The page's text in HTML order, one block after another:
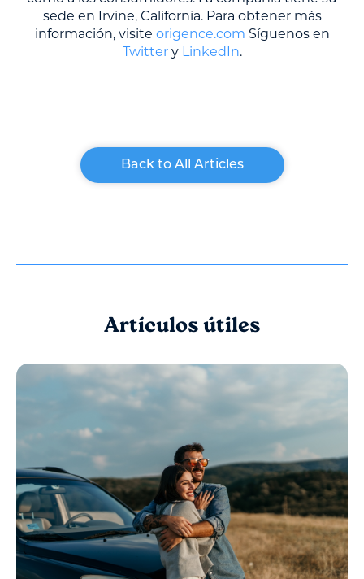
sede en Irvine, California. Para obtener más
información, visite origence.com Síguenos en
Twittery LinkedIn.
Back to All Articles
Artículos útiles